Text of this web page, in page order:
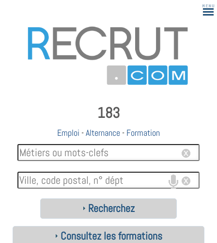
183
Emploi -Alternance - Formation
Recherchez
Consultez les formations